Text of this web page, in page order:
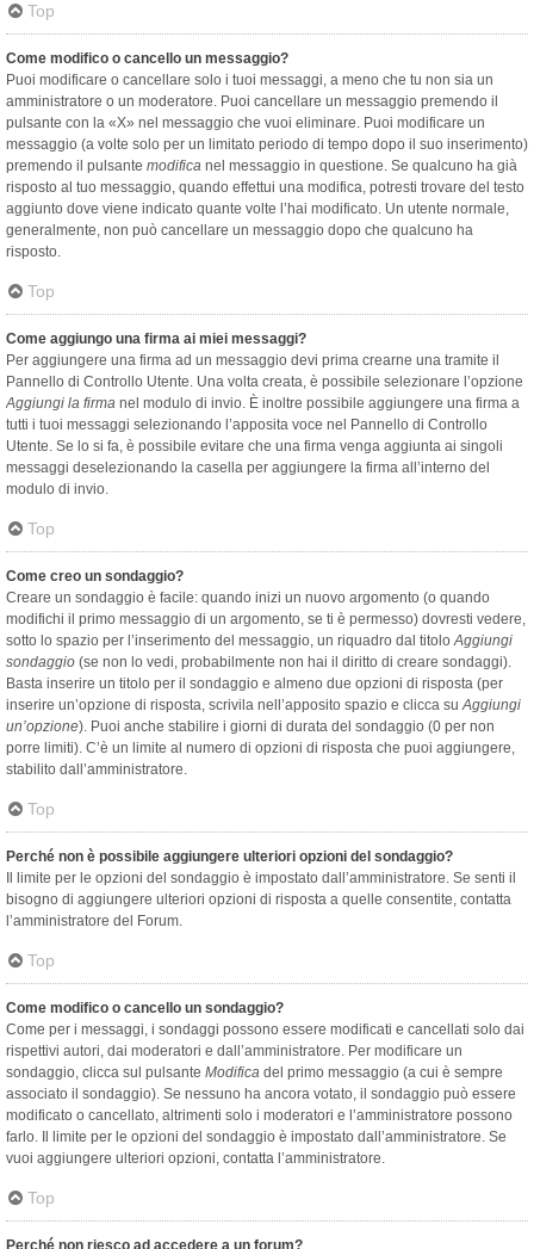
Top
Come modifico o cancello un messaggio?
Puoi modificare o cancellare solo i tuoi messaggi, a meno che tu non sia un
amministratore o un moderatore. Puoi cancellare un messaggio premendo il
pulsante con la «X» nel messaggio che vuoi eliminare. Puoi modificare un
messaggio (a volte solo per un limitato periodo di tempo dopo il suo inserimento)
premendo il pulsante modifica nel messaggio in questione. Se qualcuno ha già
risposto al tuo messaggio, quando effettui una modifica, potresti trovare del testo
aggiunto dove viene indicato quante volte l’hai modificato. Un utente normale,
generalmente, non può cancellare un messaggio dopo che qualcuno ha
risposto.
Top
Come aggiungo una firma ai miei messaggi?
Per aggiungere una firma ad un messaggio devi prima crearne una tramite il
Pannello di Controllo Utente. Una volta creata, è possibile selezionare l’opzione
Aggiungi la firma nel modulo di invio. È inoltre possibile aggiungere una firma a
tutti i tuoi messaggi selezionando l’apposita voce nel Pannello di Controllo
Utente. Se lo si fa, è possibile evitare che una firma venga aggiunta ai singoli
messaggi deselezionando la casella per aggiungere la firma all’interno del
modulo di invio.
Top
Come creo un sondaggio?
Creare un sondaggio è facile: quando inizi un nuovo argomento (o quando
modifichi il primo messaggio di un argomento, se ti è permesso) dovresti vedere,
sotto lo spazio per l’inserimento del messaggio, un riquadro dal titoloAggiungi
sondaggio (se non lo vedi, probabilmente non hai il diritto di creare sondaggi).
Basta inserire un titolo per il sondaggio e almeno due opzioni di risposta (per
inserire un’opzione di risposta, scrivila nell’apposito spazio e clicca suAggiungi
un’opzione). Puoi anche stabilire i giorni di durata del sondaggio (0 per non
porre limiti). C’è un limite al numero di opzioni di risposta che puoi aggiungere,
stabilito dall’amministratore.
Top
Perché non è possibile aggiungere ulteriori opzioni del sondaggio?
Il limite per le opzioni del sondaggio è impostato dall’amministratore. Se senti il
bisogno di aggiungere ulteriori opzioni di risposta a quelle consentite, contatta
l’amministratore del Forum.
Top
Come modifico o cancello un sondaggio?
Come per i messaggi, i sondaggi possono essere modificati e cancellati solo dai
rispettivi autori, dai moderatori e dall’amministratore. Per modificare un
sondaggio, clicca sul pulsante Modifica del primo messaggio (a cui è sempre
associato il sondaggio). Se nessuno ha ancora votato, il sondaggio può essere
modificato o cancellato, altrimenti solo i moderatori e l’amministratore possono
farlo. Il limite per le opzioni del sondaggio è impostato dall’amministratore. Se
vuoi aggiungere ulteriori opzioni, contatta l’amministratore.
Top
Perché non riesco ad accedere a un forum?